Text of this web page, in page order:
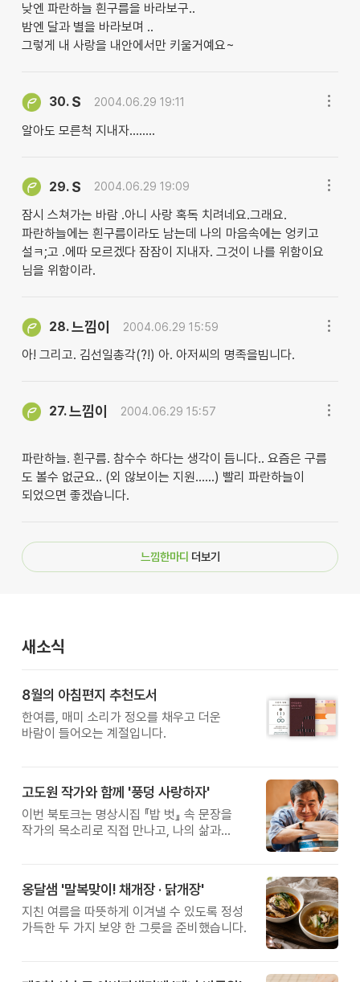
낮엔 파란하늘 흰구름을 바라보구..
밤엔 달과 별을 바라보며 ..
그렇게 내 사랑을 내안에서만 키울거예요~
30. S 2004.06.29 19:11
알아도 모른척 지내자........
29. S 2004.06.29 19:09
잠시 스쳐가는 바람 .아니 사랑 혹독 치려네요.그래요.
파란하늘에는 흰구름이라도 남는데 나의 마음속에는 엉키고
설ㅋ;고 .에따 모르겠다 잠잠이 지내자. 그것이 나를 위함이요
님을 위함이라.
28.느낌이 2004.06.29 15:59
아! 그리고. 김선일총각(?!) 아. 아저씨의 명족을빔니다.
27.느낌이 2004.06.29 15:57
파란하늘. 흰구름. 참수수 하다는 생각이 듬니다.. 요즘은 구름
도 볼수 없군요.. (외 않보이는 지원......) 빨리 파란하늘이
되었으면 좋겠습니다.
느낌한마디 더보기
새소식
8월의 아침편지 추천도서
한여름, 매미 소리가 정오를 채우고 더운
바람이 들어오는 계절입니다.
고도원 작가와 함께 '풍덩 사랑하자'
이번 북토크는 명상시집 『밥 벗』 속 문장을
작가의 목소리로 직접 만나고, 나의 삶과
옹달샘 '말복맞이! 채개장 · 닭개장'
지친 여름을 따뜻하게 이겨낼 수 있도록 정성
가득한 두 가지 보양 한 그릇을 준비했습니다.